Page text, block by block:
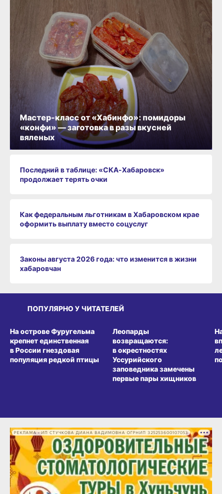
Последний в таблице: «СКА‑Хабаровск»
продолжает терять очки
Как федеральным льготникам в Хабаровском крае
оформить выплату вместо соцуслуг
Законы августа 2026 года: что изменится в жизни
хабаровчан
Мастер-класс от «Хабинфо»: помидоры
«конфи» — заготовка в разы вкусней
вяленых
ПОПУЛЯРНО У ЧИТАТЕЛЕЙ
На острове Фуругельма
крепнет единственная
в России гнездовая
популяция редкой птицы
Леопарды
возвращаются:
в окрестностях
Уссурийского
заповедника замечены
первые пары хищников
РЕКЛАМА • ИП СТУЧКОВА ДИАНА ВАДИМОВНА ОГРНИП 325253600107053